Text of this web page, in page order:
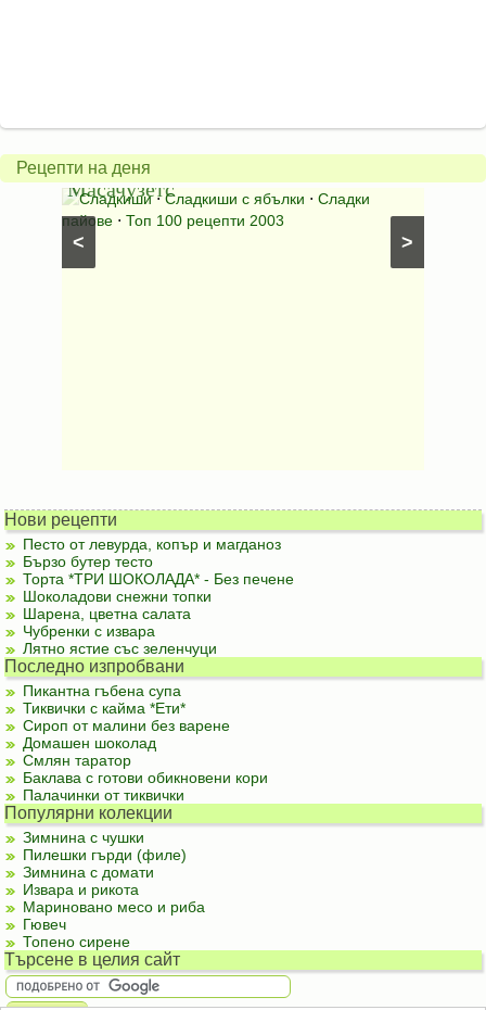
Рецепти на деня
>
<
пай
от
Масачузетс
Сладкиши⋅Сладкиши с ябълки ⋅ Сладки
пайове ⋅ Топ 100 рецепти 2003
питка
на
мама
Нови рецепти
Песто от левурда, копър и магданоз
Бързо бутер тесто
Торта *ТРИ ШОКОЛАДА* - Без печене
Шоколадови снежни топки
Шарена, цветна салата
Чубренки с извара
Лятно ястие със зеленчуци
Последно изпробвани
Пикантна гъбена супа
Тиквички с кайма *Ети*
Сироп от малини без варене
Домашен шоколад
Смлян таратор
Баклава с готови обикновени кори
Палачинки от тиквички
Популярни колекции
Зимнина с чушки
Пилешки гърди (филе)
Зимнина с домати
Извара и рикота
Мариновано месо и риба
Гювеч
Топено сирене
Търсене в целия сайт